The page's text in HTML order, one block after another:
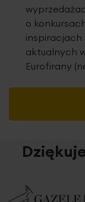
o
inspiracjach
aktualnych
Eurofirany